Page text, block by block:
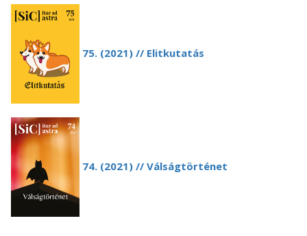
75. (2021) // Elitkutatás
74. (2021) // Válságtörténet